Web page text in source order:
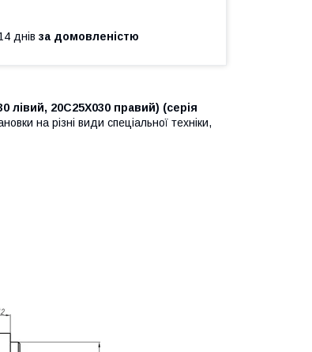
днів за домовленістю
лівий, 20C25X030 правий) (серія
на різні види спеціальної техніки,